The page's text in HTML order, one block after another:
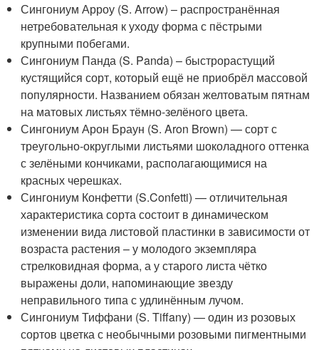
Сингониум Арроу (S. Arrow) – распространённая
нетребовательная к уходу форма с пёстрыми
крупными побегами.
Сингониум Панда (S. Panda) – быстрорастущий
кустящийся сорт, который ещё не приобрёл массовой
популярности. Названием обязан желтоватым пятнам
на матовых листьях тёмно-зелёного цвета.
Сингониум Арон Браун (S. Aron Brown) — сорт с
треугольно-округлыми листьями шоколадного оттенка
с зелёными кончиками, располагающимися на
красных черешках.
Сингониум Конфетти (S.Confetti) — отличительная
характеристика сорта состоит в динамическом
изменении вида листовой пластинки в зависимости от
возраста растения – у молодого экземпляра
стрелковидная форма, а у старого листа чётко
выражены доли, напоминающие звезду
неправильного типа с удлинённым лучом.
Сингониум Тиффани (S. Tiffany) — один из розовых
сортов цветка с необычными розовыми пигментными